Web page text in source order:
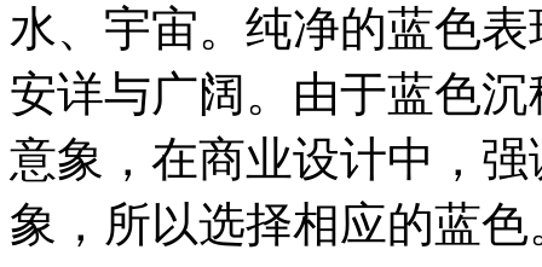
水、宇宙。纯净的蓝色
安详与广阔。由于蓝色
意象，在商业设计中，
象，所以选择相应的蓝色